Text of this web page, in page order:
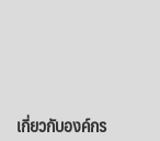
เกี่ยวกับองค์กร